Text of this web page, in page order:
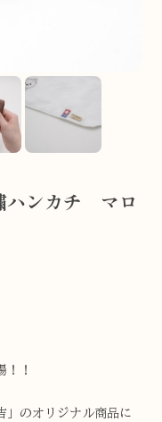
ハンカチ マロ
！
」のオリジナル商品に